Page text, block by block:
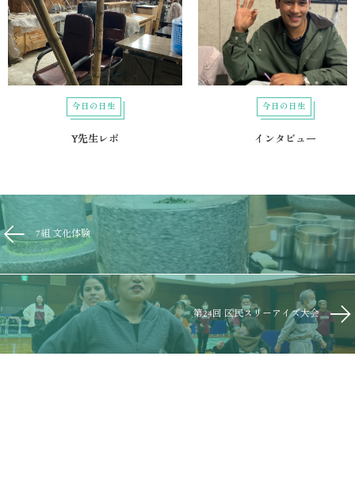
今日の日生
Y先生レポ
今日の日生
インタビュー
7組 文化体験
第24回 区民スリーアイズ大会